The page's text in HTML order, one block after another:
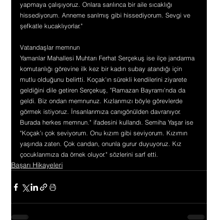
yapmaya çalışıyoruz. Onlara sarılınca bir aile sıcaklığı
hissediyorum. Anneme sarılmış gibi hissediyorum. Sevgi ve
şefkatle kucaklıyorlar."
Vatandaşlar memnun
Yamanlar Mahallesi Muhtarı Ferhat Serçekuş ise ilçe jandarma
komutanlığı görevine ilk kez bir kadın subay atandığı için
mutlu olduğunu belirtti. Koçak'ın sürekli kendilerini ziyarete
geldiğini dile getiren Serçekuş, "Ramazan Bayramı'nda da
geldi. Biz ondan memnunuz. Kızlarımızı böyle görevlerde
görmek istiyoruz. İnsanlarımıza canıgönülden davranıyor.
Burada herkes memnun." ifadesini kullandı. Semiha Yaşar ise
"Koçak'ı çok seviyorum. Onu kızım gibi seviyorum. Kızımın
yaşında zaten. Çok candan, onunla gurur duyuyoruz. Kız
çocuklarımıza da örnek oluyor." sözlerini sarf etti.
Başarı Hikayeleri